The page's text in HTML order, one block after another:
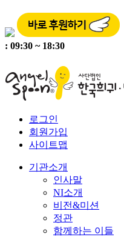
: 09:30 ~ 18:30
로그인
회원가입
사이트맵
기관소개
인사말
NI소개
비전&미션
정관
함께하는 이들